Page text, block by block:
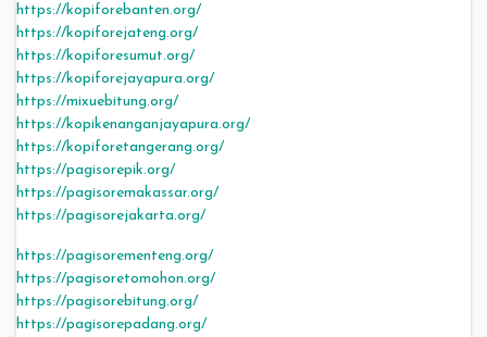
https://kopiforebanten.org/
https://kopiforejateng.org/
https://kopiforesumut.org/
https://kopiforejayapura.org/
https://mixuebitung.org/
https://kopikenanganjayapura.org/
https://kopiforetangerang.org/
https://pagisorepik.org/
https://pagisoremakassar.org/
https://pagisorejakarta.org/
https://pagisorementeng.org/
https://pagisoretomohon.org/
https://pagisorebitung.org/
https://pagisorepadang.org/